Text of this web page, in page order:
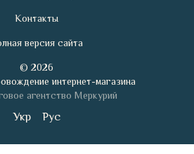
Контакты
версия сайта
© 2026
интернет-магазина
агентство Меркурий
Укр Рус